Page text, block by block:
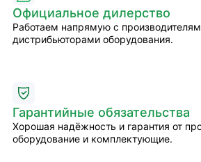
Официальное дилерство
Работаем напрямую с
дистрибьюторами оборудования.
Гарантийные обязательства
Хорошая надёжность и гарантия от
оборудование и комплектующие.